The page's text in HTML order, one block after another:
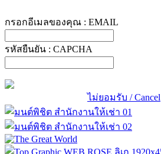
กรอกอีเมลของคุณ : EMAIL
รหัสยืนยัน : CAPCHA
ไม่ยอมรับ / Cancel